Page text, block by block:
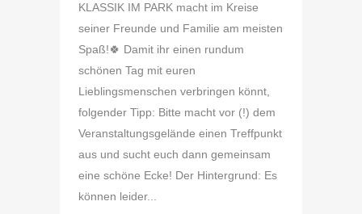
KLASSIK IM PARK macht im Kreise
seiner Freunde und Familie am meisten
Spaß!🍀 Damit ihr einen rundum
schönen Tag mit euren
Lieblingsmenschen verbringen könnt,
folgender Tipp: Bitte macht vor (!) dem
Veranstaltungsgelände einen Treffpunkt
aus und sucht euch dann gemeinsam
eine schöne Ecke! Der Hintergrund: Es
können leider...